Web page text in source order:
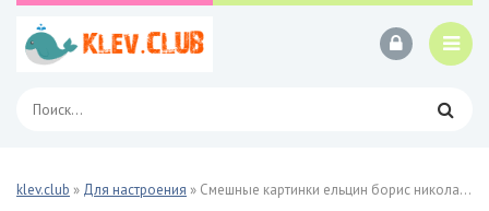
klev.club » Для настроения » Смешные картинки ельцин борис николаевич 34 фото